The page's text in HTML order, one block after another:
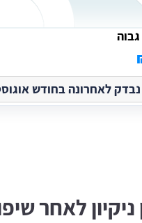
לאחרונה בחודש אוגוסט
לאחר